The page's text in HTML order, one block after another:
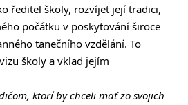
ředitel školy, rozvíjet její tradici,
počátku v poskytování široce
tanečního vzdělání. To
školy a vklad jejím
ktorí by chceli mať zo svojich